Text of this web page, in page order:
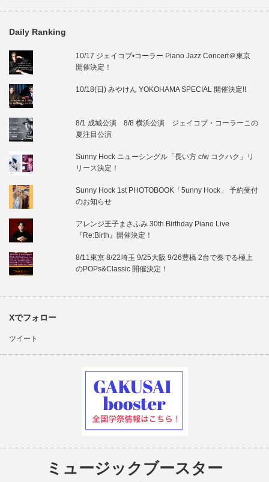
Daily Ranking
10/17 ジェイコブ•コーラー Piano Jazz Concert＠東京
開催決定！
10/18(日) みやけん YOKOHAMA SPECIAL 開催決定!!
8/1 成城公演 8/8 横浜公演 ジェイコブ・コーラーこの
夏注目公演
Sunny Hock ニューシングル「長い方 c/w コクハク」リ
リース決定！
Sunny Hock 1st PHOTOBOOK「5unny Hock」 予約受付
のお知らせ
アレンジ王子まさふみ 30th Birthday Piano Live
『Re:Birth』開催決定！
8/11東京 8/22埼玉 9/25大阪 9/26豊橋 2台で奏でる極上
のPOPs&Classic 開催決定！
Xでフォロー
ツイート
ミュージックブースター